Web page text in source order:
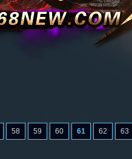
58 59 60 61 62 63